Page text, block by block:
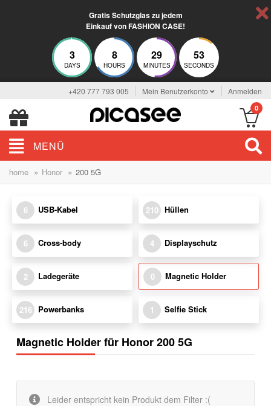
Gratis Schutzglas zu jedem
Einkauf von FASHION CASE!
3
DAYS
8
HOURS
29
MINUTES
53
SECONDS
+420 777 793 005 Mein Benutzerkonto Anmelden
0
MENÜ
home » Honor » 200 5G
6 USB-Kabel 210 Hüllen
6 Cross-body 4 Displayschutz
2 Ladegeräte 0 Magnetic Holder
216 Powerbanks 1 Selfie Stick
Magnetic Holder für Honor 200 5G
Leider entspricht kein Produkt dem Filter :(